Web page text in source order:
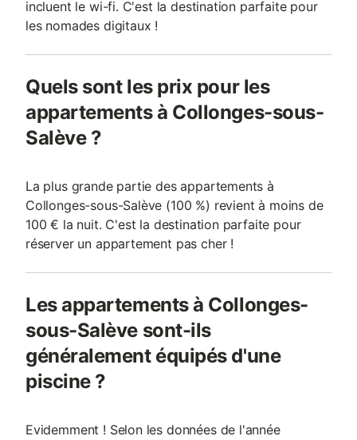
incluent le wi-fi. C'est la destination parfaite pour
les nomades digitaux !
Quels sont les prix pour les
appartements à Collonges-sous-
Salève ?
La plus grande partie des appartements à
Collonges-sous-Salève (100 %) revient à moins de
100 € la nuit. C'est la destination parfaite pour
réserver un appartement pas cher !
Les appartements à Collonges-
sous-Salève sont-ils
généralement équipés d'une
piscine ?
Evidemment ! Selon les données de l'année